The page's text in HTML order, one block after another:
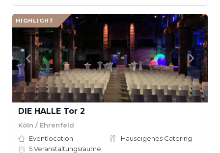
HIGHLIGHT
DIE HALLE Tor 2
Köln / Ehrenfeld
Eventlocation
Hauseigenes Catering
5Veranstaltungsräume